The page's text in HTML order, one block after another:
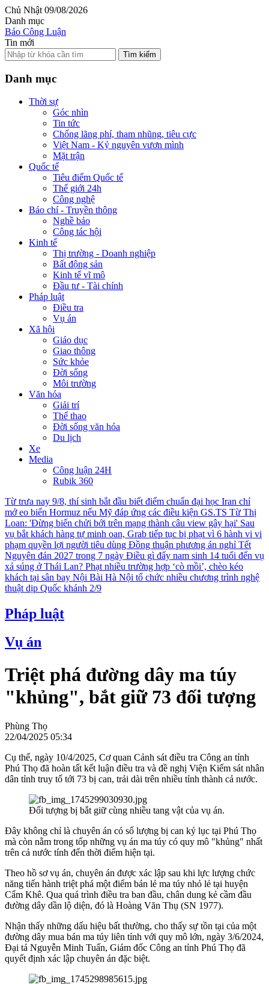
Chủ Nhật 09/08/2026
Danh mục
Báo Công Luận
Tin mới
Tìm kiếm
Danh mục
Thời sự
Góc nhìn
Tin tức
Chống lãng phí, tham nhũng, tiêu cực
Việt Nam - Kỷ nguyên vươn mình
Mặt trận
Quốc tế
Tiêu điểm Quốc tế
Thế giới 24h
Công nghệ
Báo chí - Truyền thông
Nghề báo
Công tác hội
Kinh tế
Thị trường - Doanh nghiệp
Bất động sản
Kinh tế vĩ mô
Đầu tư - Tài chính
Pháp luật
Điều tra
Vụ án
Xã hội
Giáo dục
Giao thông
Sức khỏe
Đời sống
Môi trường
Văn hóa
Giải trí
Thể thao
Đời sống văn hóa
Du lịch
Xe
Media
Công luận 24H
Rubik 360
Từ trưa nay 9/8, thí sinh bắt đầu biết điểm chuẩn đại học Iran chỉ
mở eo biển Hormuz nếu Mỹ đáp ứng các điều kiện GS.TS Từ Thị
Loan: 'Đừng biến chửi bới trên mạng thành câu view gây hại' Sau
vụ bắt khách hàng tự minh oan, Grab tiếp tục bị phạt vì 6 hành vi vi
phạm quyền lợi người tiêu dùng Đồng thuận phương án nghỉ Tết
Nguyên đán 2027 trong 7 ngày Điều gì đẩy nam sinh 14 tuổi đến vụ
xả súng ở Thái Lan? Phạt nhiều trường hợp ‘cò mồi’, chèo kéo
khách tại sân bay Nội Bài Hà Nội tổ chức nhiều chương trình nghệ
thuật dịp Quốc khánh 2/9
Pháp luật
Vụ án
Triệt phá đường dây ma túy
"khủng", bắt giữ 73 đối tượng
Phùng Thọ
22/04/2025 05:34
Cụ thể, ngày 10/4/2025, Cơ quan Cảnh sát điều tra Công an tỉnh
Phú Thọ đã hoàn tất kết luận điều tra và đề nghị Viện Kiểm sát nhân
dân tỉnh truy tố tới 73 bị can, trải dài trên nhiều tỉnh thành cả nước.
Đối tượng bị bắt giữ cùng nhiều tang vật của vụ án.
Đây không chỉ là chuyên án có số lượng bị can kỷ lục tại Phú Thọ
mà còn nằm trong tốp những vụ án ma túy có quy mô "khủng" nhất
trên cả nước tính đến thời điểm hiện tại.
Theo hồ sơ vụ án, chuyên án được xác lập sau khi lực lượng chức
năng tiến hành triệt phá một điểm bán lẻ ma túy nhỏ lẻ tại huyện
Cẩm Khê. Qua quá trình điều tra ban đầu, chân dung kẻ cầm đầu
đường dây dần lộ diện, đó là Hoàng Văn Thụ (SN 1977).
Nhận thấy những dấu hiệu bất thường, cho thấy sự tồn tại của một
đường dây mua bán ma túy liên tỉnh với quy mô lớn, ngày 3/6/2024,
Đại tá Nguyễn Minh Tuấn, Giám đốc Công an tỉnh Phú Thọ đã
quyết định xác lập chuyên án đặc biệt.